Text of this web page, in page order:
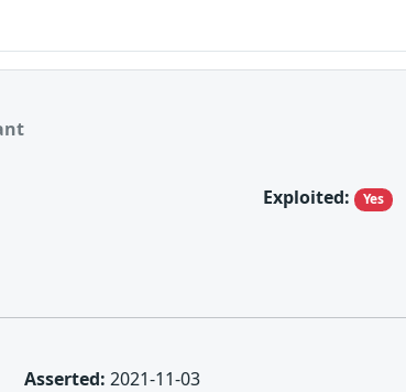
Exploited: Yes
Asserted: 2021-11-03